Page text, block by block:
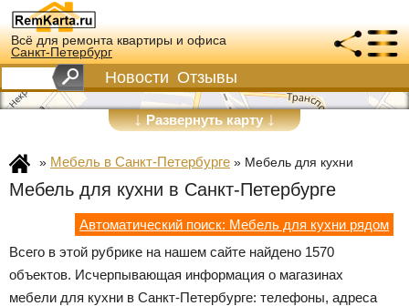
Всё для ремонта квартиры и офиса
Санкт-Петербург
Новости Отзывы
↓Развернуть карту↓
» Мебель в Санкт-Петербурге » Мебель для кухни
Мебель для кухни в Санкт-Петербурге
Автоматический поиск: Мебель для кухни рядом
Всего в этой рубрике на нашем сайте найдено 1570
объектов. Исчерпывающая информация о магазинах
мебели для кухни в Санкт-Петербурге: телефоны, адреса